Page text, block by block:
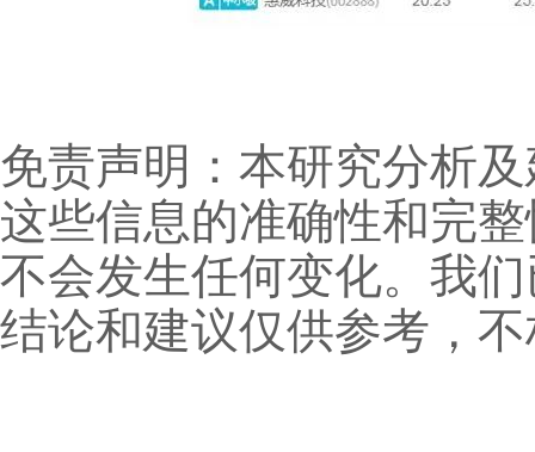
免责声明：本研究分析
这些信息的准确性和完
不会发生任何变化。我
结论和建议仅供参考，